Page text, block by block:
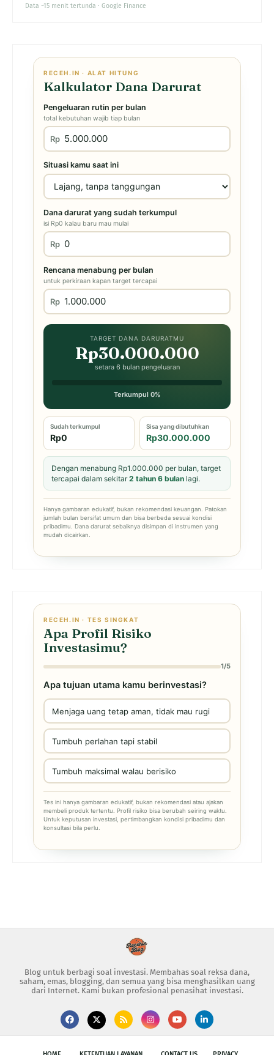
Data ~15 menit tertunda · Google Finance
RECEH.IN · ALAT HITUNG
Kalkulator Dana Darurat
Pengeluaran rutin per bulan
total kebutuhan wajib tiap bulan
Rp
Situasi kamu saat ini
Dana darurat yang sudah terkumpul
isi Rp0 kalau baru mau mulai
Rp
Rencana menabung per bulan
untuk perkiraan kapan target tercapai
Rp
TARGET DANA DARURATMU
Rp30.000.000
setara 6 bulan pengeluaran
Terkumpul 0%
Sudah terkumpul
Rp0
Sisa yang dibutuhkan
Rp30.000.000
Dengan menabung Rp1.000.000 per bulan, target
tercapai dalam sekitar2 tahun 6 bulan lagi.
Hanya gambaran edukatif, bukan rekomendasi keuangan. Patokan
jumlah bulan bersifat umum dan bisa berbeda sesuai kondisi
pribadimu. Dana darurat sebaiknya disimpan di instrumen yang
mudah dicairkan.
RECEH.IN · TES SINGKAT
Apa Profil Risiko
Investasimu?
1/5
Apa tujuan utama kamu berinvestasi?
Menjaga uang tetap aman, tidak mau rugi
Tumbuh perlahan tapi stabil
Tumbuh maksimal walau berisiko
Tes ini hanya gambaran edukatif, bukan rekomendasi atau ajakan
membeli produk tertentu. Profil risiko bisa berubah seiring waktu.
Untuk keputusan investasi, pertimbangkan kondisi pribadimu dan
konsultasi bila perlu.
Blog untuk berbagi soal investasi. Membahas soal reksa dana,
saham, emas, blogging, dan semua yang bisa menghasilkan uang
dari Internet. Kami bukan profesional penasihat investasi.